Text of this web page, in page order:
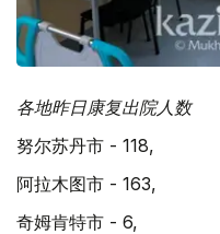
各地昨日康复出院人数
努尔苏丹市 - 118,
阿拉木图市 - 163,
奇姆肯特市 - 6,